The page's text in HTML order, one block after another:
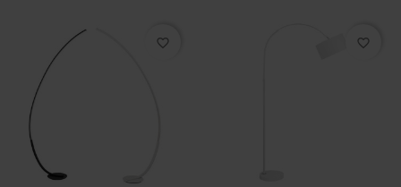
favorite_border favorite_border